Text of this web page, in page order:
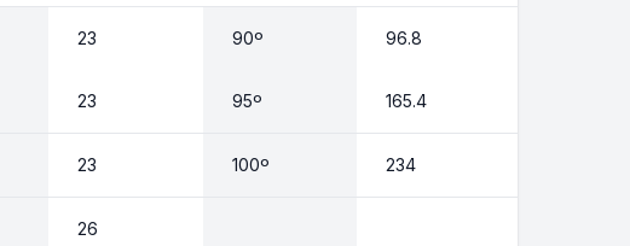
23 90º 96.8
23 95º 165.4
23 100º 234
26